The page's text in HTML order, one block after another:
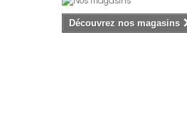
Découvrez nos magasins